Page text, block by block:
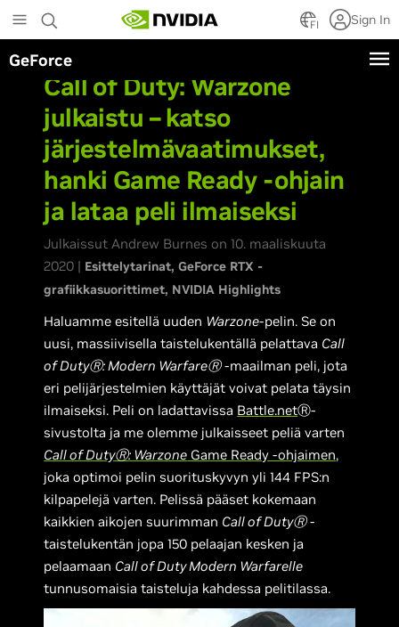
to
main
content
FI Sign In
GeForce
Call of Duty: Warzone
julkaistu – katso
järjestelmävaatimukset,
hanki Game Ready -ohjain
ja lataa peli ilmaiseksi
Julkaissut Andrew Burnes on 10. maaliskuuta
2020 | Esittelytarinat GeForce RTX -
grafiikkasuorittimet NVIDIA Highlights
Haluamme esitellä uuden Warzone-pelin. Se on
uusi, massiivisella taistelukentällä pelattava Call
of DutyⓇ: Modern WarfareⓇ-maailman peli, jota
eri pelijärjestelmien käyttäjät voivat pelata täysin
ilmaiseksi. Peli on ladattavissa Battle.netⓇ-
sivustolta ja me olemme julkaisseet peliä varten
Call of DutyⓇ: Warzone Game Ready -ohjaimen,
joka optimoi pelin suorituskyvyn yli 144 FPS:n
kilpapelejä varten. Pelissä pääset kokemaan
kaikkien aikojen suurimman Call of DutyⓇ-
taistelukentän jopa 150 pelaajan kesken ja
pelaamaan Call of Duty Modern Warfarelle
tunnusomaisia taisteluja kahdessa pelitilassa.